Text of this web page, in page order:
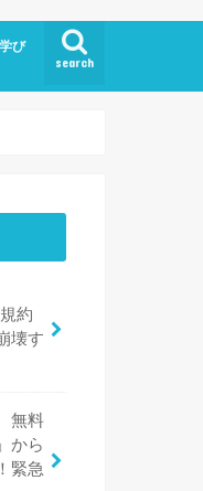
search
び
約
壊す
無料
から
緊急